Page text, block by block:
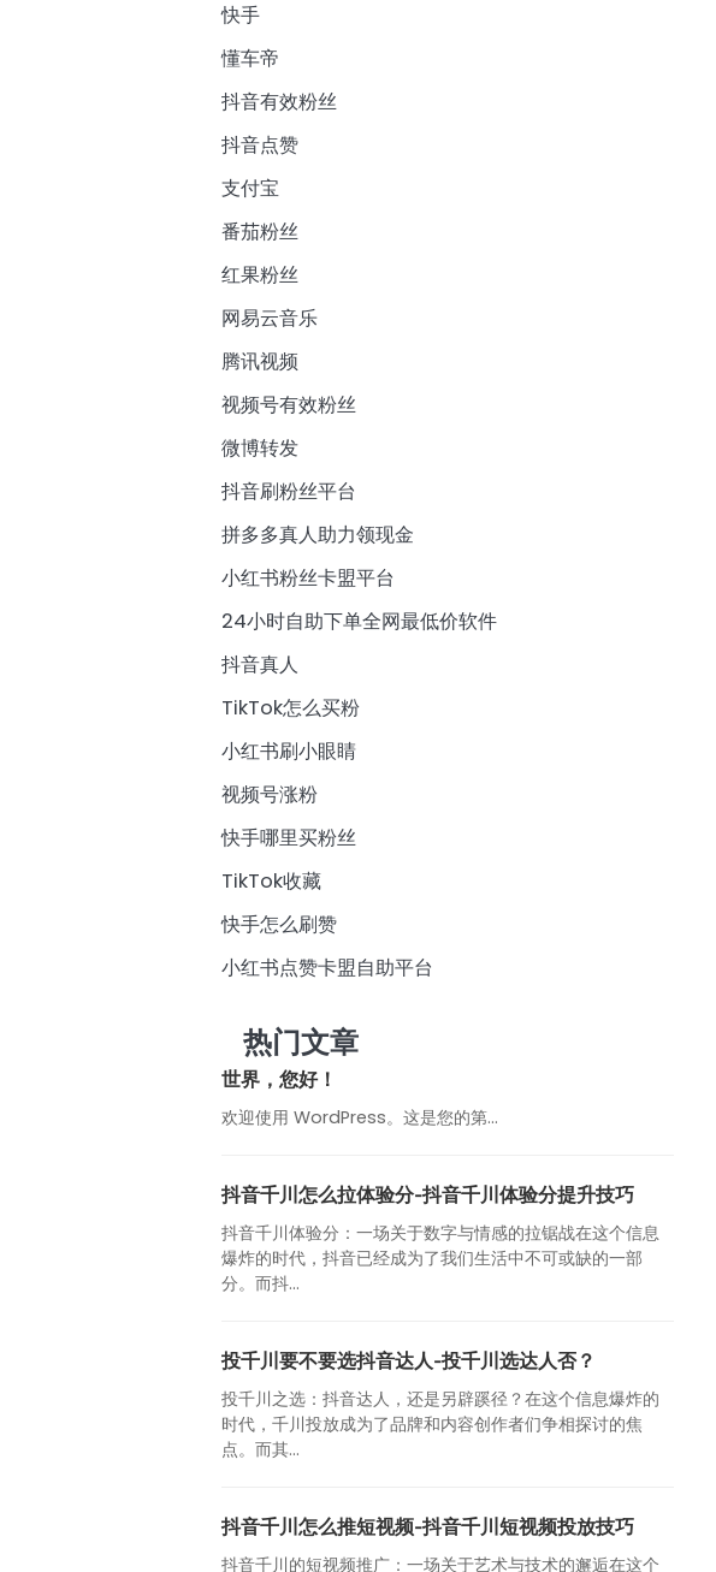
快手
懂车帝
抖音有效粉丝
抖音点赞
支付宝
番茄粉丝
红果粉丝
网易云音乐
腾讯视频
视频号有效粉丝
微博转发
抖音刷粉丝平台
拼多多真人助力领现金
小红书粉丝卡盟平台
24小时自助下单全网最低价软件
抖音真人
TikTok怎么买粉
小红书刷小眼睛
视频号涨粉
快手哪里买粉丝
TikTok收藏
快手怎么刷赞
小红书点赞卡盟自助平台
热门文章
世界，您好！
欢迎使用 WordPress。这是您的第…
抖音千川怎么拉体验分-抖音千川体验分提升技巧
抖音千川体验分：一场关于数字与情感的拉锯战在这个信息
爆炸的时代，抖音已经成为了我们生活中不可或缺的一部
分。而抖...
投千川要不要选抖音达人-投千川选达人否？
投千川之选：抖音达人，还是另辟蹊径？在这个信息爆炸的
时代，千川投放成为了品牌和内容创作者们争相探讨的焦
点。而其...
抖音千川怎么推短视频-抖音千川短视频投放技巧
抖音千川的短视频推广：一场关于艺术与技术的邂逅在这个